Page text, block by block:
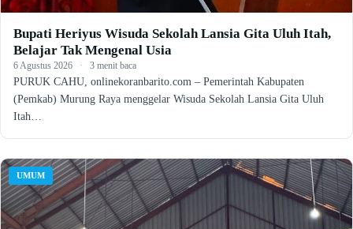
Bupati Heriyus Wisuda Sekolah Lansia Gita Uluh Itah,
Belajar Tak Mengenal Usia
6 Agustus 2026 · 3 menit baca
PURUK CAHU, onlinekoranbarito.com – Pemerintah Kabupaten
(Pemkab) Murung Raya menggelar Wisuda Sekolah Lansia Gita Uluh
Itah…
UMUM